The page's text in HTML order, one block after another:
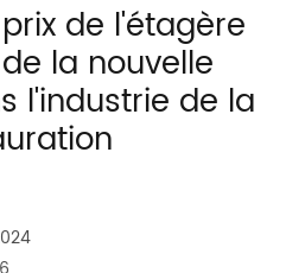
de l'étagère
la nouvelle
l'industrie de la